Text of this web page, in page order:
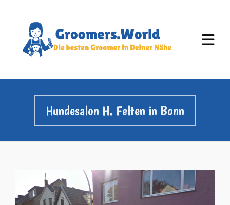
Hundesalon H. Felten in Bonn